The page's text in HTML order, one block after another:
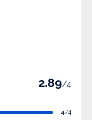
2.89/4
4/4